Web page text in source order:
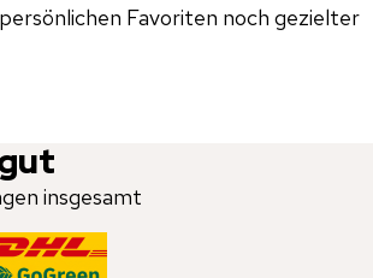
Favoriten noch gezielter
insgesamt